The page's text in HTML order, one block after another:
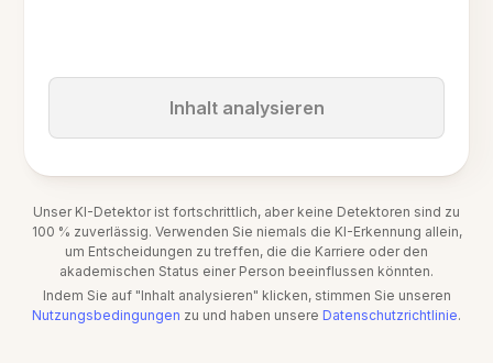
Inhalt analysieren
Unser KI-Detektor ist fortschrittlich, aber keine Detektoren sind zu
100 % zuverlässig. Verwenden Sie niemals die KI-Erkennung allein,
um Entscheidungen zu treffen, die die Karriere oder den
akademischen Status einer Person beeinflussen könnten.
Indem Sie auf "Inhalt analysieren" klicken, stimmen Sie unseren
Nutzungsbedingungen zu und haben unsere Datenschutzrichtlinie.